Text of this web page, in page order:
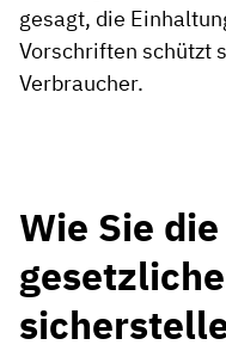
gesagt, die
Vorschriften schützt
Verbraucher.
Wie Sie